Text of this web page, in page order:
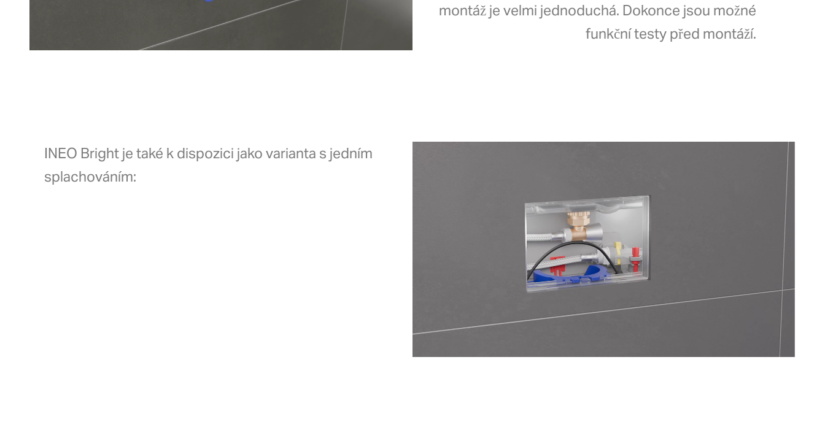
montáž je velmi jednoduchá. Dokonce jsou možné
funkční testy před montáží.
INEO Bright je také k dispozici jako varianta s jedním
splachováním: